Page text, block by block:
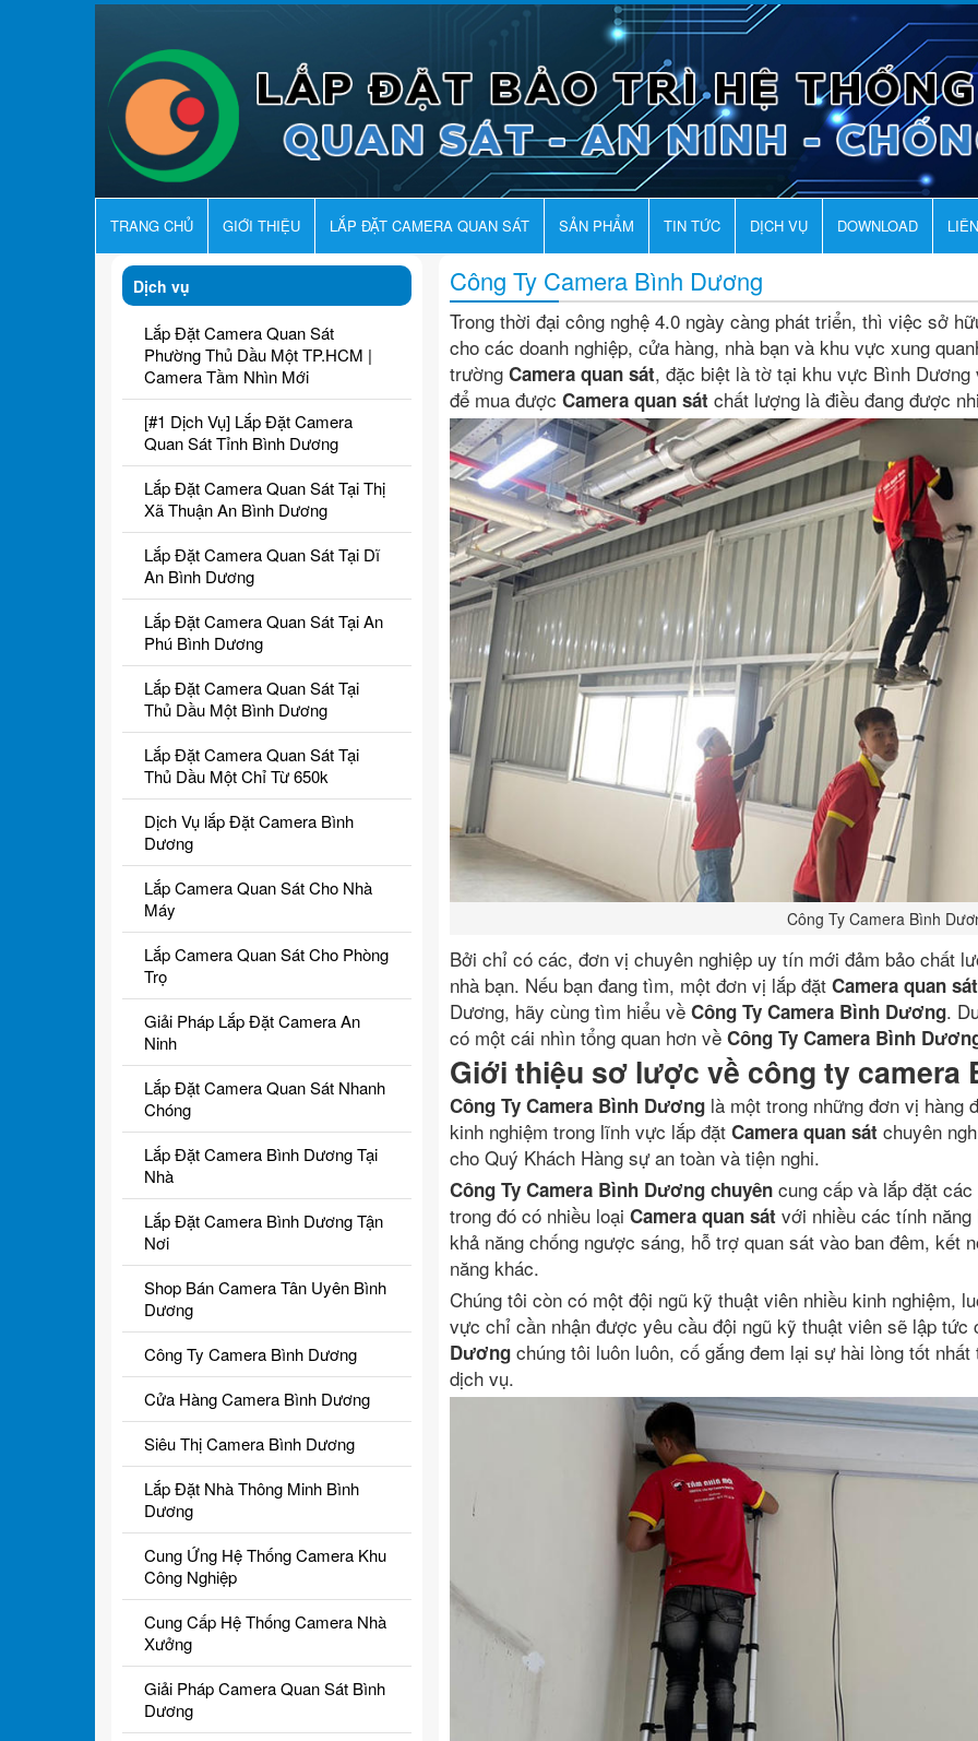
TRANG CHỦ GIỚI THIỆU LẮP ĐẶT CAMERA QUAN SÁT SẢN PHẨM TIN TỨC DỊCH VỤ DOWNLOAD
Công Ty Camera Bình Dương
Trong thời đại công nghệ 4.0 ngày càng phát triển, thì việc sở
cho các doanh nghiệp, cửa hàng, nhà bạn và khu vực xung
trường Camera quan sát, đặc biệt là tờ tại khu vực Bình
để mua được Camera quan sát chất lượng là điều đang được
Công Ty Camera Bình
Bởi chỉ có các, đơn vị chuyên nghiệp uy tín mới đảm bảo chất
nhà bạn. Nếu bạn đang tìm, một đơn vị lắp đặt Camera quan sát
Dương, hãy cùng tìm hiểu về Công Ty Camera Bình Dương.
có một cái nhìn tổng quan hơn về Công Ty Camera Bình
Giới thiệu sơ lược về công ty camera
Công Ty Camera Bình Dương là một trong những đơn vị hàng
kinh nghiệm trong lĩnh vực lắp đặt Camera quan sát chuyên
cho Quý Khách Hàng sự an toàn và tiện nghi.
Công Ty Camera Bình Dương chuyên cung cấp và lắp đặt
trong đó có nhiều loại Camera quan sát với nhiều các tính
khả năng chống ngược sáng, hỗ trợ quan sát vào ban đêm, kết
năng khác.
Chúng tôi còn có một đội ngũ kỹ thuật viên nhiều kinh nghiệm,
vực chỉ cần nhận được yêu cầu đội ngũ kỹ thuật viên sẽ lập
Dương chúng tôi luôn luôn, cố gắng đem lại sự hài lòng tốt
dịch vụ.
Dịch vụ
Lắp Đặt Camera Quan Sát
Phường Thủ Dầu Một TP.HCM |
Camera Tầm Nhìn Mới
[#1 Dịch Vụ] Lắp Đặt Camera
Quan Sát Tỉnh Bình Dương
Lắp Đặt Camera Quan Sát Tại Thị
Xã Thuận An Bình Dương
Lắp Đặt Camera Quan Sát Tại Dĩ
An Bình Dương
Lắp Đặt Camera Quan Sát Tại An
Phú Bình Dương
Lắp Đặt Camera Quan Sát Tại
Thủ Dầu Một Bình Dương
Lắp Đặt Camera Quan Sát Tại
Thủ Dầu Một Chỉ Từ 650k
Dịch Vụ lắp Đặt Camera Bình
Dương
Lắp Camera Quan Sát Cho Nhà
Máy
Lắp Camera Quan Sát Cho Phòng
Trọ
Giải Pháp Lắp Đặt Camera An
Ninh
Lắp Đặt Camera Quan Sát Nhanh
Chóng
Lắp Đặt Camera Bình Dương Tại
Nhà
Lắp Đặt Camera Bình Dương Tận
Nơi
Shop Bán Camera Tân Uyên Bình
Dương
Công Ty Camera Bình Dương
Cửa Hàng Camera Bình Dương
Siêu Thị Camera Bình Dương
Lắp Đặt Nhà Thông Minh Bình
Dương
Cung Ứng Hệ Thống Camera Khu
Công Nghiệp
Cung Cấp Hệ Thống Camera Nhà
Xưởng
Giải Pháp Camera Quan Sát Bình
Dương